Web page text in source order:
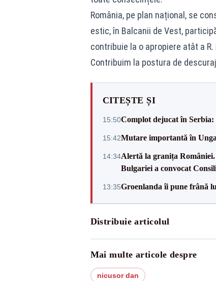
România, pe plan național, se
estic, în Balcanii de Vest,
contribuie la o apropiere atât a
Contribuim la postura de
CITEȘTE ȘI
15:50Complot dejucat în Serbia:
15:42Mutare importantă în
14:34Alertă la granița
Bulgariei a convocat
13:35Groenlanda îi pune frână
Distribuie articolul
Mai multe articole despre
nicusor dan